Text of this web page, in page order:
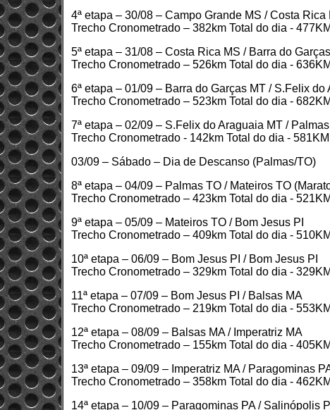
4ª etapa – 30/08 – Campo Grande MS / Costa Rica
Trecho Cronometrado – 382km Total do dia - 477KM
5ª etapa – 31/08 – Costa Rica MS / Barra do
Trecho Cronometrado – 526km Total do dia - 636KM
6ª etapa – 01/09 – Barra do Garças MT / S.Felix do
Trecho Cronometrado – 523km Total do dia - 682KM
7ª etapa – 02/09 – S.Felix do Araguaia MT /
Trecho Cronometrado - 142km Total do dia - 581KM
03/09 – Sábado – Dia de Descanso (Palmas/TO)
8ª etapa – 04/09 – Palmas TO / Mateiros TO
Trecho Cronometrado – 423km Total do dia - 521KM
9ª etapa – 05/09 – Mateiros TO / Bom Jesus PI
Trecho Cronometrado – 409km Total do dia - 510KM
10ª etapa – 06/09 – Bom Jesus PI / Bom Jesus PI
Trecho Cronometrado – 329km Total do dia - 329KM
11ª etapa – 07/09 – Bom Jesus PI / Balsas MA
Trecho Cronometrado – 219km Total do dia - 553KM
12ª etapa – 08/09 – Balsas MA / Imperatriz MA
Trecho Cronometrado – 155km Total do dia - 405KM
13ª etapa – 09/09 – Imperatriz MA / Paragominas
Trecho Cronometrado – 358km Total do dia - 462KM
14ª etapa – 10/09 – Paragominas PA / Salinópolis